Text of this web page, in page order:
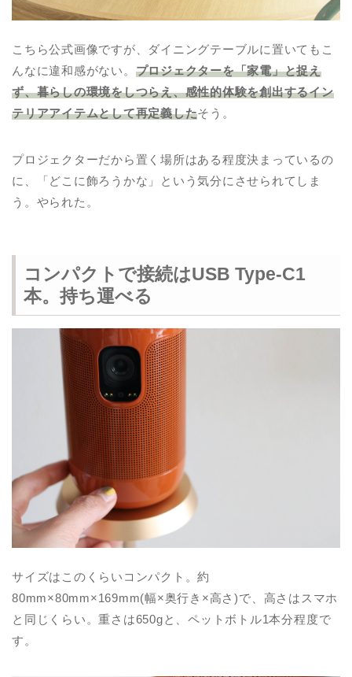
こちら公式画像ですが、ダイニングテーブルに置いてもこ
んなに違和感がない。 プロジェクターを「家電」と捉え
ず、暮らしの環境をしつらえ、感性的体験を創出するイン
テリアアイテムとして再定義したそう。
プロジェクターだから置く場所はある程度決まっているの
に、「どこに飾ろうかな」という気分にさせられてしま
う。やられた。
コンパクトで接続はUSB Type-C1
本。持ち運べる
サイズはこのくらいコンパクト。約
80mm×80mm×169mm(幅×奥行き×高さ)で、高さはスマホ
と同じくらい。重さは650gと、ペットボトル1本分程度で
す。